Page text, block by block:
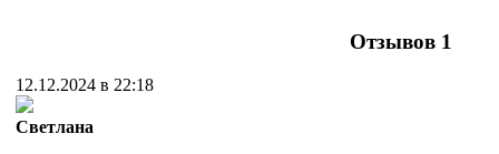
Отзывов 1
12.12.2024 в 22:18
Светлана